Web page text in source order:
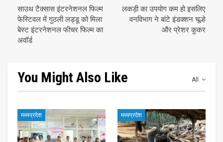
साउथ टैक्सास इंटरनेशनल फिल्म
फेस्टिवल में गुठली लड्डू को मिला
बेस्ट इंटरनेशनल फीचर फिल्म का
अवॉर्ड
लकड़ी का उपयोग कम हो इसलिए
वनविभाग ने बांटे इंडक्शन चूल्हे
और प्रेशर कुकर
All
You Might Also Like
मध्यप्रदेश मध्यप्रदेश